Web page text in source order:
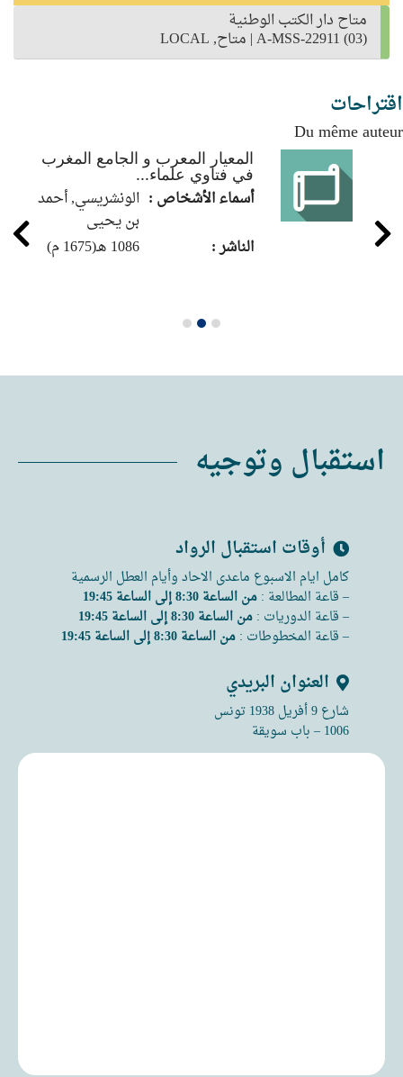
متاح دار الكتب الوطنية
A-MSS-22911 (03)
| متاح, LOCAL
اقتراحات
Du même auteur
المعيار المعرب و الجامع المغرب
في فتاوي علماء...
أسماء الأشخاص : الونشريسي, أحمد
بن يحيى
الناشر :
1086 هـ(‏1675 م)
استقبال وتوجيه
أوقات استقبال الرواد
كامل ايام الاسبوع ماعدى الاحاد وأيام العطل الرسمية
– قاعة المطالعة :من الساعة 8:30 إلى الساعة 19:45
– قاعة الدوريات :من الساعة 8:30 إلى الساعة 19:45
– قاعة المخطوطات :من الساعة 8:30 إلى الساعة 19:45
العنوان البريدي
شارع 9 أفريل 1938 تونس
1006 – باب سويقة